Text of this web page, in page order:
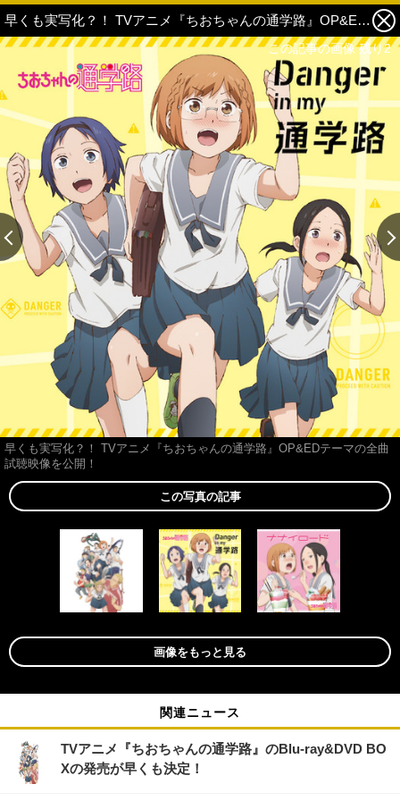
早くも実写化？！ TVアニメ『ちおちゃんの通学路』OP&EDテーマの全曲試聴映像を公開！ 2枚目の写真・画像
早くも実写化？！ TVアニメ『ちおちゃんの通学路』OP&EDテーマの全曲
試聴映像を公開！
この記事の画像 残り2
この写真の記事
画像をもっと見る
関連ニュース
TVアニメ『ちおちゃんの通学路』のBlu-ray&DVD BO
Xの発売が早くも決定！
この記事の画像 残り2